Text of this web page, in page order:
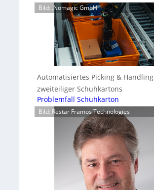
Bild: .Nomagic GmbH
Automatisiertes Picking & Handling
zweiteiliger Schuhkartons
Problemfall Schuhkarton
Bild: Restar Framos Technologies